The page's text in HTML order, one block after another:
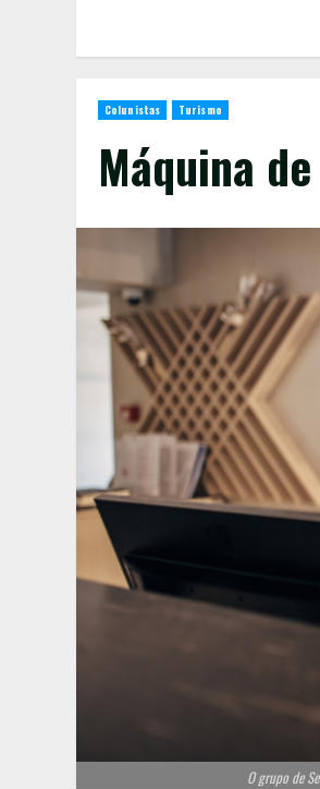
Colunistas Turismo
Máquina
O grupo de